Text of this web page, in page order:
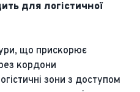
для логістичної
що прискорює
кордони
зони з доступом